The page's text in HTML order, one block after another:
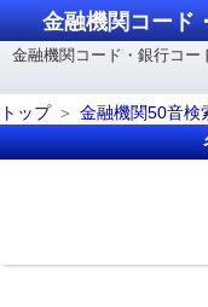
金融機関コード
金融機関コード・銀行コー
トップ
金融機関50音検